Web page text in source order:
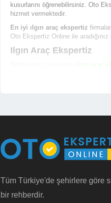
kusurlarını öğrenebilirsiniz. Oto
hizmet vermektedir.
En iyi ılgın araç ekspertiz
Oto Ekspertiz Online ile
Ilgın Araç Ekspertiz
İşletme Hizmet Çalışma
İşletme Bölgesindeki Noterlerin
İşletme Hakkında Detaylı Bilgi
Türkiye genelinde yer alanen iyi
Ilgın Oto Ekspertiz Fiyatı
gösterebilmektedir. Binek otomobil
Tüm Türkiye'de şehirlere göre
bir rehberdir.